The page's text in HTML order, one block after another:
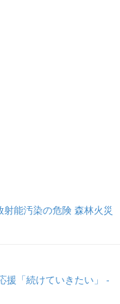
射能汚染の危険 森林火災
援「続けていきたい」 -